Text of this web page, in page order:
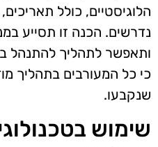
הלוגיסטיים, כולל
נדרשים. הכנה זו תסייע
ותאפשר לתהליך להתנהל
כי כל המעורבים בתהליך
שנקבעו.
שימוש